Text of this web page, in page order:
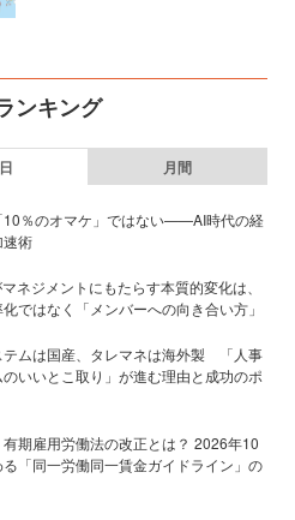
ンキング
月間
10％のオマケ」ではない——AI時代の経
速術
ネジメントにもたらす本質的変化は、
ではなく「メンバーへの向き合い方」
テムは国産、タレマネは海外製 「人事
のいいとこ取り」が進む理由と成功のポ
有期雇用労働法の改正とは？ 2026年10
る「同一労働同一賃金ガイドライン」の